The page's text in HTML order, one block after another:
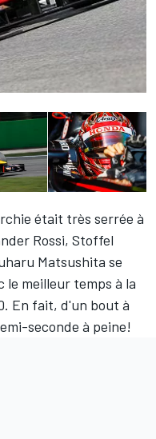
était très serrée à
Rossi, Stoffel
Matsushita se
le meilleur temps à la
En fait, d'un bout à
seconde à peine!